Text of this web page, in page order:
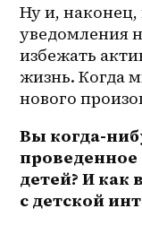
Ну и, наконец,
уведомления
избежать
жизнь. Когда
нового
Вы когда-
проведенное
детей? И
с детской